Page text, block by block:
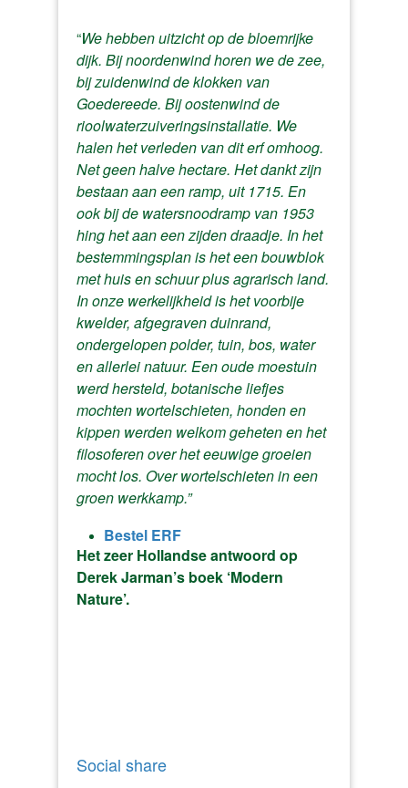
“We hebben uitzicht op de bloemrijke
dijk. Bij noordenwind horen we de zee,
bij zuidenwind de klokken van
Goedereede. Bij oostenwind de
rioolwaterzuiveringsinstallatie. We
halen het verleden van dit erf omhoog.
Net geen halve hectare. Het dankt zijn
bestaan aan een ramp, uit 1715. En
ook bij de watersnoodramp van 1953
hing het aan een zijden draadje. In het
bestemmingsplan is het een bouwblok
met huis en schuur plus agrarisch land.
In onze werkelijkheid is het voorbije
kwelder, afgegraven duinrand,
ondergelopen polder, tuin, bos, water
en allerlei natuur. Een oude moestuin
werd hersteld, botanische liefjes
mochten wortelschieten, honden en
kippen werden welkom geheten en het
filosoferen over het eeuwige groeien
mocht los. Over wortelschieten in een
groen werkkamp.”
Bestel ERF
Het zeer Hollandse antwoord op
Derek Jarman’s boek ‘Modern
Nature’.
Social share